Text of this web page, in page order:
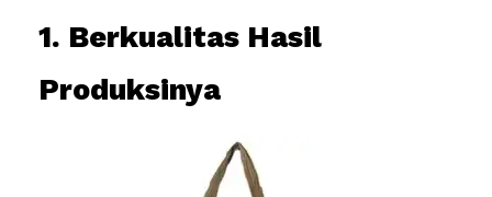
1. Berkualitas Hasil
Produksinya